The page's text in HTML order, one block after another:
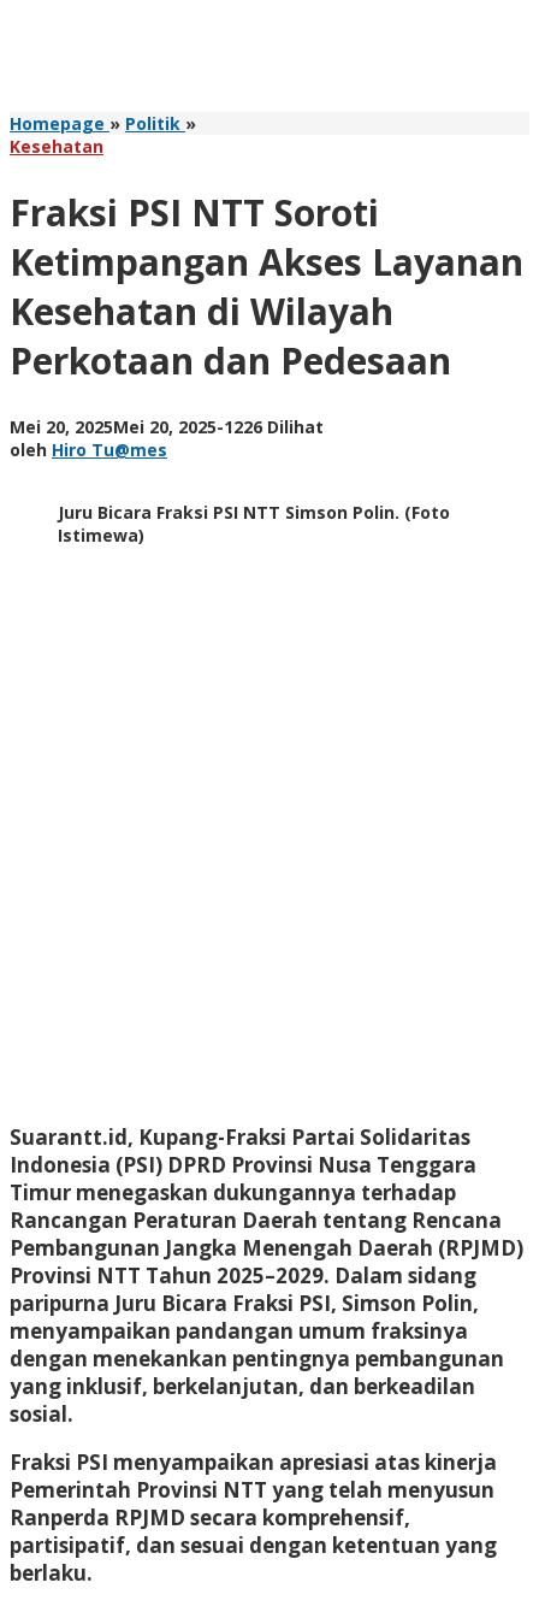
Homepage » Politik »Fraksi
Ketimpangan
Layanan
Kesehatan
di
Wilayah
Perkotaan
dan
Kesehatan
Fraksi PSI NTT Soroti
Ketimpangan Akses Layanan
Kesehatan di Wilayah
Perkotaan dan Pedesaan
Mei 20, 2025Mei 20, 2025oleh
-1226 Dilihat
oleh Hiro Tu@mes
Juru Bicara Fraksi PSI NTT Simson Polin. (Foto
Istimewa)
Suarantt.id, Kupang-Fraksi Partai Solidaritas
Indonesia (PSI) DPRD Provinsi Nusa Tenggara
Timur menegaskan dukungannya terhadap
Rancangan Peraturan Daerah tentang Rencana
Pembangunan Jangka Menengah Daerah (RPJMD)
Provinsi NTT Tahun 2025–2029. Dalam sidang
paripurna Juru Bicara Fraksi PSI, Simson Polin,
menyampaikan pandangan umum fraksinya
dengan menekankan pentingnya pembangunan
yang inklusif, berkelanjutan, dan berkeadilan
sosial.
Fraksi PSI menyampaikan apresiasi atas kinerja
Pemerintah Provinsi NTT yang telah menyusun
Ranperda RPJMD secara komprehensif,
partisipatif, dan sesuai dengan ketentuan yang
berlaku.